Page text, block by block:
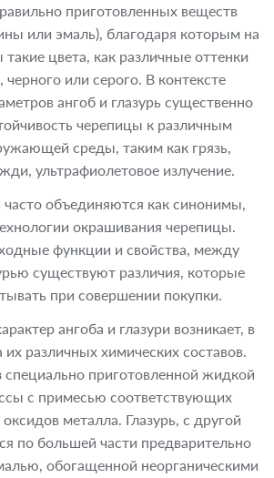
приготовленных веществ
или эмаль), благодаря которым на
цвета, как различные оттенки
черного или серого. В контексте
ангоб и глазурь существенно
черепицы к различным
среды, таким как грязь,
ультрафиолетовое излучение.
часто объединяются как синонимы,
окрашивания черепицы.
функции и свойства, между
существуют различия, которые
при совершении покупки.
ангоба и глазури возникает, в
их различных химических составов.
специально приготовленной жидкой
с примесью соответствующих
металла. Глазурь, с другой
по большей части предварительно
обогащенной неорганическими